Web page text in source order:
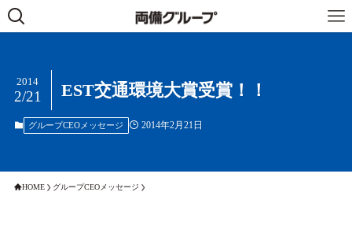
EST交通環境大賞受賞！！
2014
2/21
グループCEOメッセージ 2014年2月21日
HOME グループCEOメッセージ